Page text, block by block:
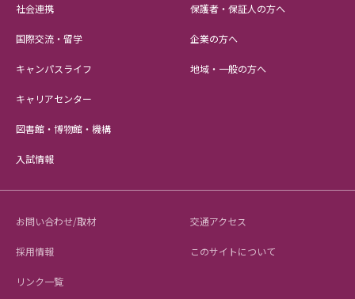
社会連携
国際交流・留学
キャンパスライフ
キャリアセンター
図書館・博物館・機構
入試情報
保護者・保証人の方へ
企業の方へ
地域・一般の方へ
お問い合わせ/取材 交通アクセス
採用情報 このサイトについて
リンク一覧